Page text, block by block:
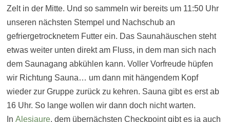
Zelt in der Mitte. Und so sammeln wir bereits um 11:50 Uhr
unseren nächsten Stempel und Nachschub an
gefriergetrocknetem Futter ein. Das Saunahäuschen steht
etwas weiter unten direkt am Fluss, in dem man sich nach
dem Saunagang abkühlen kann. Voller Vorfreude hüpfen
wir Richtung Sauna… um dann mit hängendem Kopf
wieder zur Gruppe zurück zu kehren. Sauna gibt es erst ab
16 Uhr. So lange wollen wir dann doch nicht warten.
In Alesjaure, dem übernächsten Checkpoint gibt es ja auch